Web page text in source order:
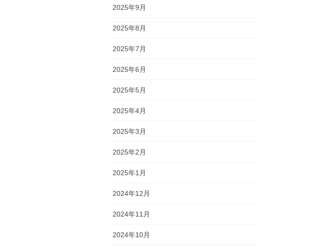
2025年9月
2025年8月
2025年7月
2025年6月
2025年5月
2025年4月
2025年3月
2025年2月
2025年1月
2024年12月
2024年11月
2024年10月